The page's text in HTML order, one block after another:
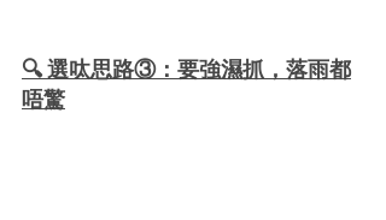
🔍 選呔思路③：要強濕抓，落雨都
唔驚